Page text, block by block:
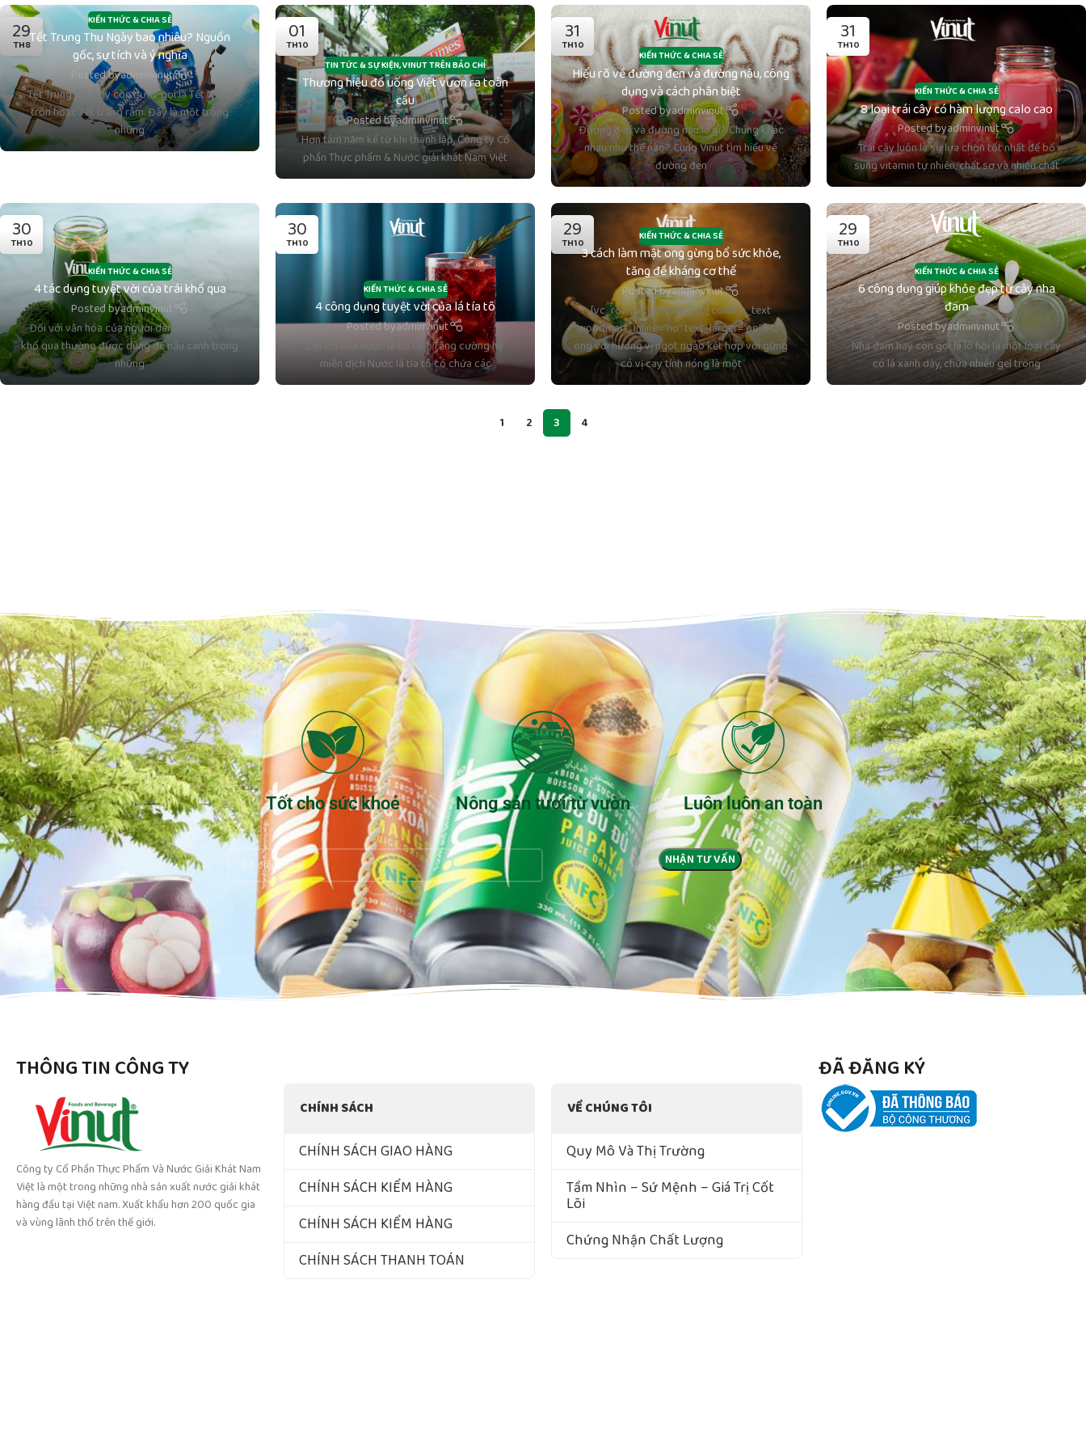
29
TH8
KIẾN THỨC & CHIA SẺ
Tết Trung Thu Ngày bao nhiêu? Nguồn
gốc, sự tích và ý nghĩa
Posted byadminvinut
Tết Trung Thu hay còn được gọi là Tết trăng
tròn hoặc Tết trăng rằm. Đây là một trong
những
01
TH10
TIN TỨC & SỰ KIỆN,VINUT TRÊN BÁO CHÍ
Thương hiệu đồ uống Việt vươn ra toàn
cầu
Posted byadminvinut
Hơn tám năm kể từ khi thành lập, Công ty Cổ
phần Thực phẩm & Nước giải khát Nam Việt
31
TH10
KIẾN THỨC & CHIA SẺ
Hiểu rõ về đường đen và đường nâu, công
dụng và cách phân biệt
Posted byadminvinut
Đường đen và đường nâu là gì? Chúng khác
nhau như thế nào? Cùng Vinut tìm hiểu về
đường đen
31
TH10
KIẾN THỨC & CHIA SẺ
8 loại trái cây có hàm lượng calo cao
Posted byadminvinut
Trái cây luôn là sự lựa chọn tốt nhất để bổ
sung vitamin tự nhiên, chất sơ và nhiều chất
30
TH10
KIẾN THỨC & CHIA SẺ
4 tác dụng tuyệt vời của trái khổ qua
Posted byadminvinut
Đối với văn hóa của người dân Nam bộ trái
khổ qua thường được dùng để nấu canh trong
những
30
TH10
KIẾN THỨC & CHIA SẺ
4 công dụng tuyệt vời của lá tía tô
Posted byadminvinut
Lợi ích của nước lá tía tô 1. Tăng cường hệ
miễn dịch Nước lá tía tô có chứa các
29
TH10 KIẾN THỨC & CHIA SẺ
3 cách làm mật ong gừng bổ sức khỏe,
tăng đề kháng cơ thể
Posted byadminvinut
[vc_row][vc_column][vc_column_text
woodmart_inline=”no” text_larger=”no”]Mật
ong với hương vị ngọt ngào kết hợp với gừng
có vị cay tính nóng là một
29
TH10
KIẾN THỨC & CHIA SẺ
6 công dụng giúp khỏe đẹp từ cây nha
đam
Posted byadminvinut
Nha đam hay còn gọi là lô hội là một loại cây
có lá xanh dày, chứa nhiều gel trong
1 2 3 4
Tốt cho sức khoẻ Nông sản tươi từ vườn Luôn luôn an toàn
THÔNG TIN CÔNG TY
Công ty Cổ Phần Thực Phẩm Và Nước Giải Khát Nam
Việt là một trong những nhà sản xuất nước giải khát
hàng đầu tại Việt nam. Xuất khẩu hơn 200 quốc gia
và vùng lãnh thổ trên thế giới.
CHÍNH SÁCH
CHÍNH SÁCH GIAO HÀNG
CHÍNH SÁCH KIỂM HÀNG
CHÍNH SÁCH KIỂM HÀNG
CHÍNH SÁCH THANH TOÁN
VỀ CHÚNG TÔI
Quy Mô Và Thị Trường
Tầm Nhìn – Sứ Mệnh – Giá Trị Cốt
Lõi
Chứng Nhận Chất Lượng
ĐÃ ĐĂNG KÝ